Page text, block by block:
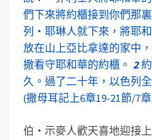
們下來將約櫃接到你們那裏
列‧耶琳人就下來，將耶和
放在山上亞比拿達的家中
撒看守耶和華的約櫃。 2
久。過了二十年，以色列
(撒母耳記上6章19-21節/7
伯‧示麥人歡天喜地迎接